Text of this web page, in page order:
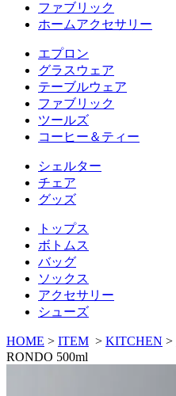
ファブリック
ホームアクセサリー
エプロン
グラスウェア
テーブルウェア
ファブリック
ツールズ
コーヒー＆ティー
シェルター
チェア
グッズ
トップス
ボトムス
バッグ
ソックス
アクセサリー
シューズ
HOME > ITEM > KITCHEN >
RONDO 500ml